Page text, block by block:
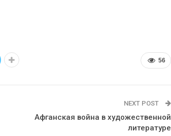
56
NEXT POST
Афганская война в художественной
литературе